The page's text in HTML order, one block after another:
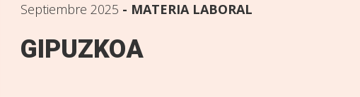
Septiembre 2025 MATERIA LABORAL
GIPUZKOA